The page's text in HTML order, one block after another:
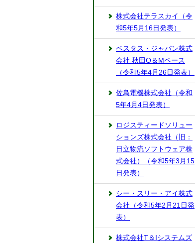
株式会社テラスカイ（令
和5年5月16日発表）
ベスタス・ジャパン株式
会社 秋田O＆Mベース
（令和5年4月26日発表）
佐鳥電機株式会社（令和
5年4月4日発表）
ロジスティードソリュー
ションズ株式会社（旧：
日立物流ソフトウェア株
式会社）（令和5年3月15
日発表）
シー・スリー・アイ株式
会社（令和5年2月21日発
表）
株式会社T＆Iシステムズ